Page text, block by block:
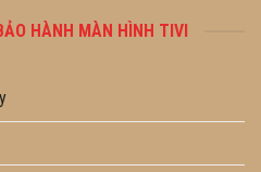
HÀNH MÀN HÌNH TIVI